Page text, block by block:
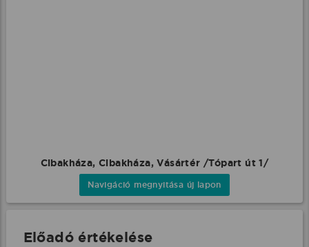
Cibakháza, Cibakháza, Vásártér /Tópart út 1/
Navigáció megnyitása új lapon
Előadó értékelése